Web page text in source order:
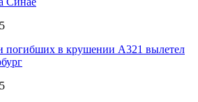
погибших в крушении А321 вылетел